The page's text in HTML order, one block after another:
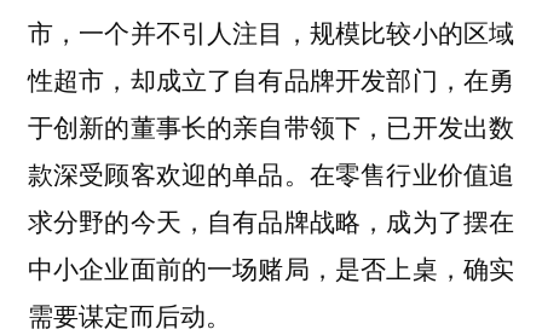
市，一个并不引人注目，规模比较小的区域
性超市，却成立了自有品牌开发部门，在勇
于创新的董事长的亲自带领下，已开发出数
款深受顾客欢迎的单品。 在零售行业价值追
求分野的今天，自有品牌战略，成为了摆在
中小企业面前的一场赌局，是否上桌，确实
需要谋定而后动。